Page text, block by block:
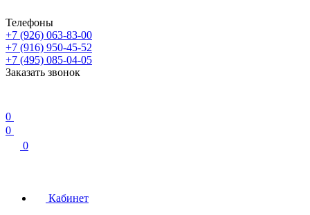
Телефоны
+7 (926) 063-83-00
+7 (916) 950-45-52
+7 (495) 085-04-05
Заказать звонок
0
0
0
Кабинет